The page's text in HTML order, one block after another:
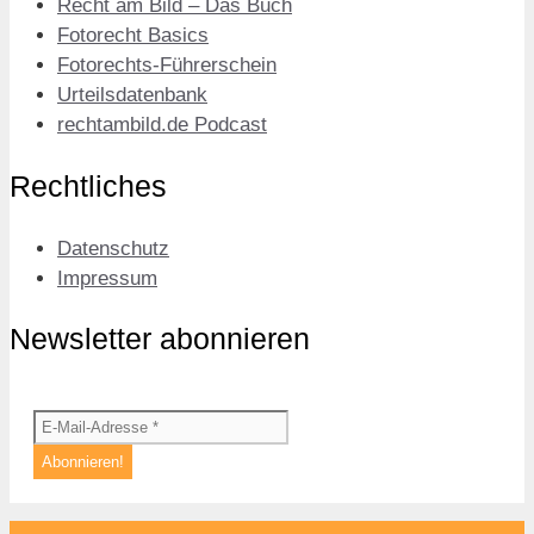
Recht am Bild – Das Buch
Fotorecht Basics
Fotorechts-Führerschein
Urteilsdatenbank
rechtambild.de Podcast
Rechtliches
Datenschutz
Impressum
Newsletter abonnieren